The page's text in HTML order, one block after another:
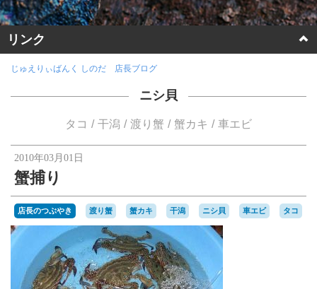
リンク
ホームページに戻る
ヤフーオークションへ
楽天オークションへ
じゅえりぃばんく しのだ 店長ブログ
ニシ貝
タコ 干潟 渡り蟹 蟹カキ 車エビ
2010年03月01日
蟹捕り
店長のつぶやき 渡り蟹 蟹カキ 干潟 ニシ貝 車エビ タコ